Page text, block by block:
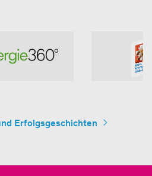
Erfolgsgeschichten